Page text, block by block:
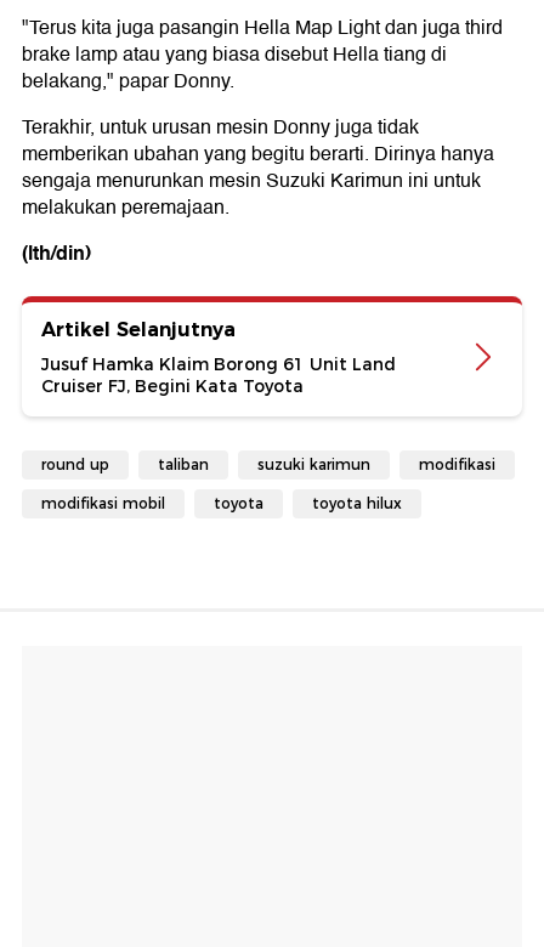
"Terus kita juga pasangin Hella Map Light dan juga third
brake lamp atau yang biasa disebut Hella tiang di
belakang," papar Donny.
Terakhir, untuk urusan mesin Donny juga tidak
memberikan ubahan yang begitu berarti. Dirinya hanya
sengaja menurunkan mesin Suzuki Karimun ini untuk
melakukan peremajaan.
(lth/din)
Artikel Selanjutnya
Jusuf Hamka Klaim Borong 61 Unit Land
Cruiser FJ, Begini Kata Toyota
round up taliban suzuki karimun modifikasi
modifikasi mobil toyota toyota hilux